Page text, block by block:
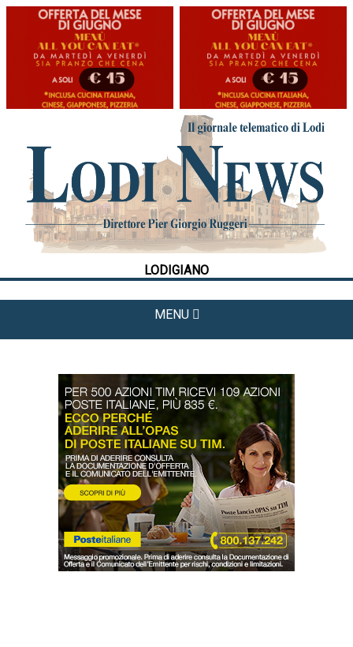
LODIGIANO
MENU
HOME
CRONACA
POLITICA
LA FOTO
METEO
CULTURA
DAL TERRITORIO
OROSCOPO
LA PIAZZA
ANIMALI
OCCHIO ALLA TRUFFA
NECROLOGI